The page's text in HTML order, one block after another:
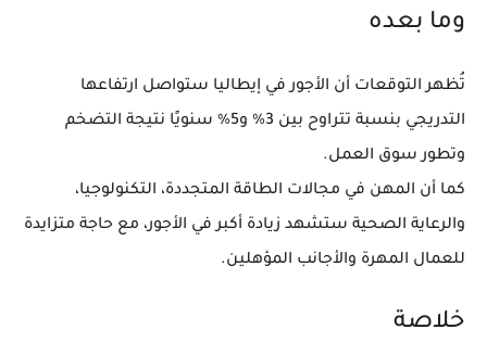
وما بعده
تُظهر التوقعات أن الأجور في إيطاليا ستواصل ارتفاعها
التدريجي بنسبة تتراوح بين 3% و5% سنويًا
نتيجة التضخم
وتطور سوق العمل.
كما أن المهن في مجالات الطاقة المتجددة، التكنولوجيا،
والرعاية الصحية ستشهد زيادة أكبر في الأجور، مع حاجة متزايدة
للعمال المهرة والأجانب المؤهلين.
خلاصة